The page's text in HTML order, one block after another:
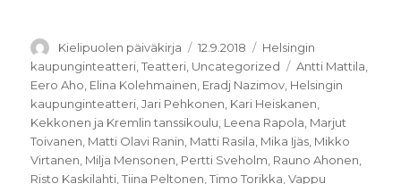
Kirjoittaja
Kielipuolen päiväkirja Julkaistu
12.9.2018 Kategoriat
Helsingin
kaupunginteatteri ,Teatteri Uncategorized Avainsanat
Antti Mattila
Eero Aho Elina Kolehmainen Eradj Nazimov Helsingin
kaupunginteatteri ,Jari Pehkonen Kari Heiskanen
Kekkonen ja Kremlin tanssikoulu Leena Rapola Marjut
Toivanen Matti Olavi Ranin Matti Rasila Mika Ijäs Mikko
Virtanen Milja Mensonen Pertti Sveholm Rauno Ahonen
Risto Kaskilahti ,Tiina Peltonen ,Timo Torikka ,Vappu